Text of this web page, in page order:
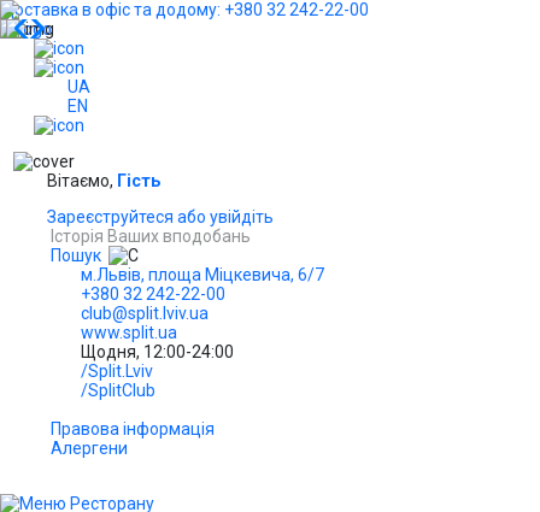
Доставка в офіс та додому: +380 32 242-22-00
UA
EN
Вітаємо, Гість
Зареєструйтеся або увійдіть
Історія Ваших вподобань
Пошук
м.Львів, площа Міцкевича, 6/7
+380 32 242-22-00
club@split.lviv.ua
www.split.ua
Щодня, 12:00-24:00
/Split.Lviv
/SplitClub
Правова інформація
Алергени